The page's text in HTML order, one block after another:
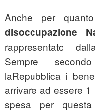
Anche per
disoccupazione
rappresentato
Sempre
laRepubblica i
arrivare ad essere
spesa per